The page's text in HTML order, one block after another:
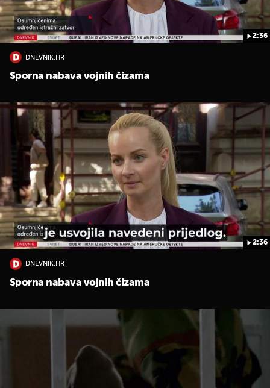
2:36
DNEVNIK.HR
Sporna nabava vojnih čizama
2:36
DNEVNIK.HR
Sporna nabava vojnih čizama